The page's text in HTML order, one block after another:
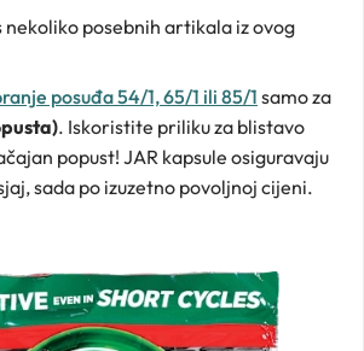
nekoliko posebnih artikala iz ovog
posuđa 54/1, 65/1 ili 85/1 samo za
. Iskoristite priliku za blistavo
popust! JAR kapsule osiguravaju
sada po izuzetno povoljnoj cijeni.